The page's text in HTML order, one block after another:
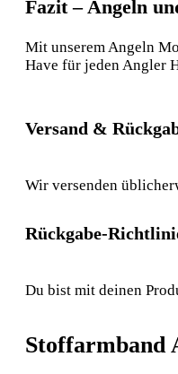
Fazit – Angeln
Mit unserem Angeln
Have für jeden Angler
Versand &
Wir versenden
Rückgabe-
Du bist mit deinen
Stoffarmband